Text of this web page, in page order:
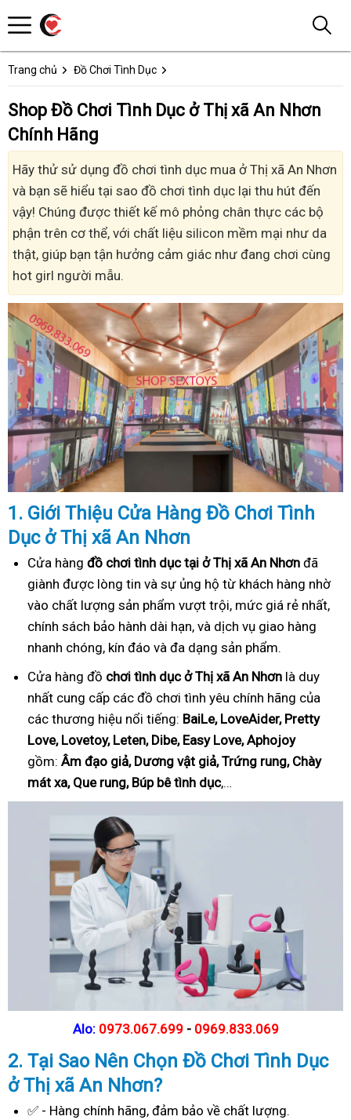
Trang chủ Đồ Chơi Tình Dục
Shop Đồ Chơi Tình Dục ở Thị xã An Nhơn
Chính Hãng
Hãy thử sử dụng đồ chơi tình dục mua ở Thị xã An Nhơn
và bạn sẽ hiểu tại sao đồ chơi tình dục lại thu hút đến
vậy! Chúng được thiết kế mô phỏng chân thực các bộ
phận trên cơ thể, với chất liệu silicon mềm mại như da
thật, giúp bạn tận hưởng cảm giác như đang chơi cùng
hot girl người mẫu.
1. Giới Thiệu Cửa Hàng Đồ Chơi Tình
Dục ở Thị xã An Nhơn
Cửa hàng đồ chơi tình dục tại ở Thị xã An Nhơn đã
giành được lòng tin và sự ủng hộ từ khách hàng nhờ
vào chất lượng sản phẩm vượt trội, mức giá rẻ nhất,
chính sách bảo hành dài hạn, và dịch vụ giao hàng
nhanh chóng, kín đáo và đa dạng sản phẩm.
Cửa hàng đồ chơi tình dục ở Thị xã An Nhơn là duy
nhất cung cấp các đồ chơi tình yêu chính hãng của
các thương hiệu nổi tiếng: BaiLe, LoveAider, Pretty
Love, Lovetoy, Leten, Dibe, Easy Love, Aphojoy
gồm: Âm đạo giả, Dương vật giả, Trứng rung, Chày
mát xa, Que rung, Búp bê tình dục,…
Alo: 0973.067.699 - 0969.833.069
2. Tại SaoNên Chọn Đồ Chơi Tình Dục
ở Thị xã An Nhơn?
✅ - Hàng chính hãng, đảm bảo về chất lượng.